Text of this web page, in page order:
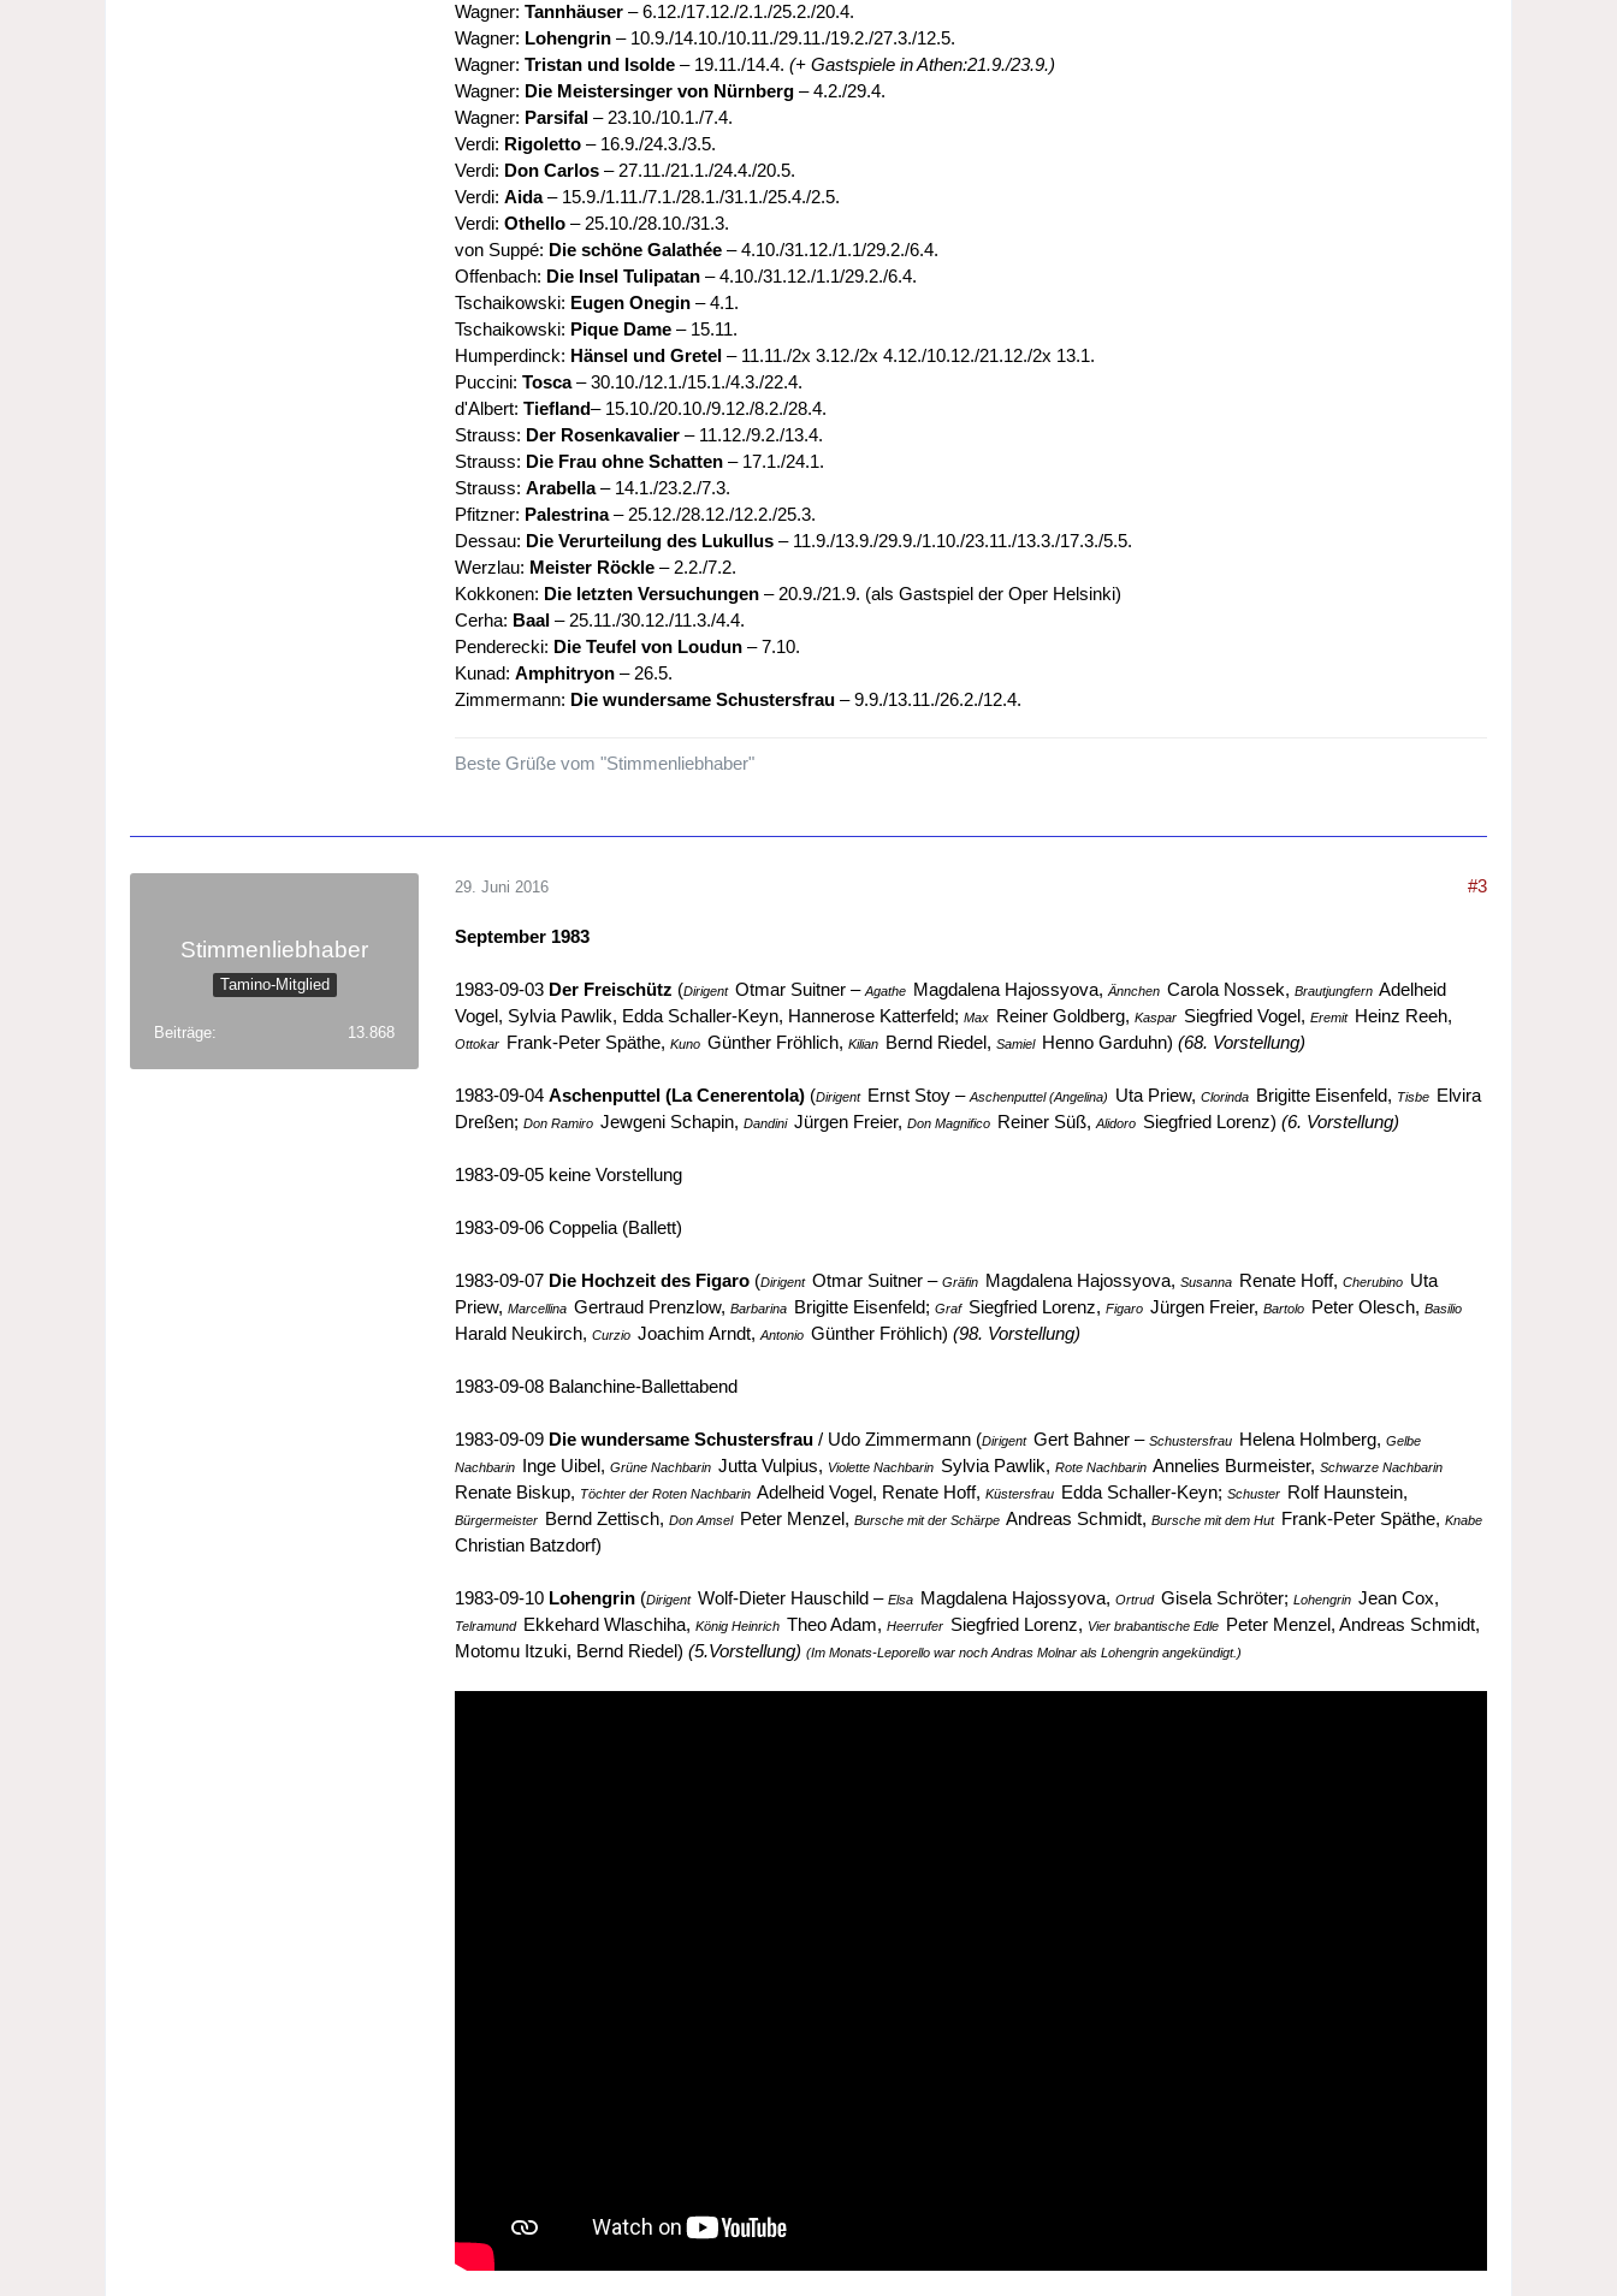
Wagner:Tannhäuser – 6.12./17.12./2.1./25.2./20.4.
Wagner: Lohengrin – 10.9./14.10./10.11./29.11./19.2./27.3./12.5.
Wagner:Tristan und Isolde – 19.11./14.4.(+ Gastspiele in Athen:21.9./23.9.)
Wagner: Die Meistersinger von Nürnberg – 4.2./29.4.
Wagner: Parsifal – 23.10./10.1./7.4.
Verdi: Rigoletto – 16.9./24.3./3.5.
Verdi: Don Carlos – 27.11./21.1./24.4./20.5.
Verdi:Aida– 15.9./1.11./7.1./28.1./31.1./25.4./2.5.
Verdi:Othello – 25.10./28.10./31.3.
von Suppé: Die schöne Galathée – 4.10./31.12./1.1/29.2./6.4.
Offenbach: Die Insel Tulipatan – 4.10./31.12./1.1/29.2./6.4.
Tschaikowski: Eugen Onegin – 4.1.
Tschaikowski: Pique Dame – 15.11.
Humperdinck: Hänsel und Gretel – 11.11./2x 3.12./2x 4.12./10.12./21.12./2x 13.1.
Puccini:Tosca– 30.10./12.1./15.1./4.3./22.4.
d'Albert:Tiefland– 15.10./20.10./9.12./8.2./28.4.
Strauss: Der Rosenkavalier – 11.12./9.2./13.4.
Strauss: Die Frau ohne Schatten – 17.1./24.1.
Strauss:Arabella– 14.1./23.2./7.3.
Pfitzner: Palestrina– 25.12./28.12./12.2./25.3.
Dessau: Die Verurteilung des Lukullus – 11.9./13.9./29.9./1.10./23.11./13.3./17.3./5.5.
Werzlau: Meister Röckle – 2.2./7.2.
Kokkonen: Die letzten Versuchungen – 20.9./21.9. (als Gastspiel der Oper Helsinki)
Cerha: Baal – 25.11./30.12./11.3./4.4.
Penderecki: Die Teufel von Loudun – 7.10.
Kunad:Amphitryon – 26.5.
Zimmermann: Die wundersame Schustersfrau – 9.9./13.11./26.2./12.4.
Beste Grüße vom "Stimmenliebhaber"
Stimmenliebhaber
Tamino-Mitglied
Beiträge 13.868
29. Juni 2016 #3
September 1983
1983-09-03 Der Freischütz (Dirigent Otmar Suitner –Agathe Magdalena Hajossyova,Ännchen Carola Nossek,Brautjungfern Adelheid
Vogel, Sylvia Pawlik, Edda Schaller-Keyn, Hannerose Katterfeld;Max Reiner Goldberg,Kaspar Siegfried Vogel,Eremit Heinz Reeh,
Ottokar Frank-Peter Späthe,Kuno Günther Fröhlich,Kilian Bernd Riedel,Samiel Henno Garduhn)(68. Vorstellung)
1983-09-04Aschenputtel (La Cenerentola) (Dirigent Ernst Stoy –Aschenputtel (Angelina) Uta Priew,Clorinda Brigitte Eisenfeld, Tisbe Elvira
Dreßen;Don Ramiro Jewgeni Schapin,Dandini Jürgen Freier,Don Magnifico Reiner Süß,Alidoro Siegfried Lorenz)(6. Vorstellung)
1983-09-05 keine Vorstellung
1983-09-06 Coppelia (Ballett)
1983-09-07 Die Hochzeit des Figaro (Dirigent Otmar Suitner –Gräfin Magdalena Hajossyova,Susanna Renate Hoff,Cherubino Uta
Priew,Marcellina Gertraud Prenzlow,Barbarina Brigitte Eisenfeld;Graf Siegfried Lorenz,Figaro Jürgen Freier,Bartolo Peter Olesch,Basilio
Harald Neukirch,Curzio Joachim Arndt,Antonio Günther Fröhlich)(98. Vorstellung)
1983-09-08 Balanchine-Ballettabend
1983-09-09 Die wundersame Schustersfrau / Udo Zimmermann (Dirigent Gert Bahner –Schustersfrau Helena Holmberg,Gelbe
Nachbarin Inge Uibel,Grüne Nachbarin Jutta Vulpius, Violette Nachbarin Sylvia Pawlik,Rote Nachbarin Annelies Burmeister,Schwarze Nachbarin
Renate Biskup, Töchter der Roten Nachbarin Adelheid Vogel, Renate Hoff,Küstersfrau Edda Schaller-Keyn;Schuster Rolf Haunstein,
Bürgermeister Bernd Zettisch,Don Amsel Peter Menzel,Bursche mit der Schärpe Andreas Schmidt,Bursche mit dem Hut Frank-Peter Späthe,Knabe
Christian Batzdorf)
1983-09-10 Lohengrin (Dirigent Wolf-Dieter Hauschild –Elsa Magdalena Hajossyova,Ortrud Gisela Schröter;Lohengrin Jean Cox,
Telramund Ekkehard Wlaschiha,König Heinrich Theo Adam,Heerrufer Siegfried Lorenz, Vier brabantische Edle Peter Menzel, Andreas Schmidt,
Motomu Itzuki, Bernd Riedel)(5.Vorstellung)(Im Monats-Leporello war noch Andras Molnar als Lohengrin angekündigt.)